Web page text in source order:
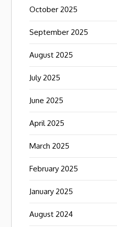
October 2025
September 2025
August 2025
July 2025
June 2025
April 2025
March 2025
February 2025
January 2025
August 2024